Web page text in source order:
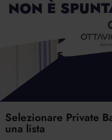
Selezionare Private
una lista